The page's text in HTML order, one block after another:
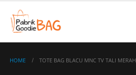
HOME TOTE BAG BLACU MNC TV TALI MERAH